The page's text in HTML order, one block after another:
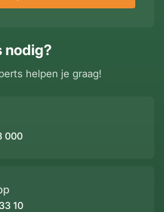
nodig?
helpen je graag!
000
10